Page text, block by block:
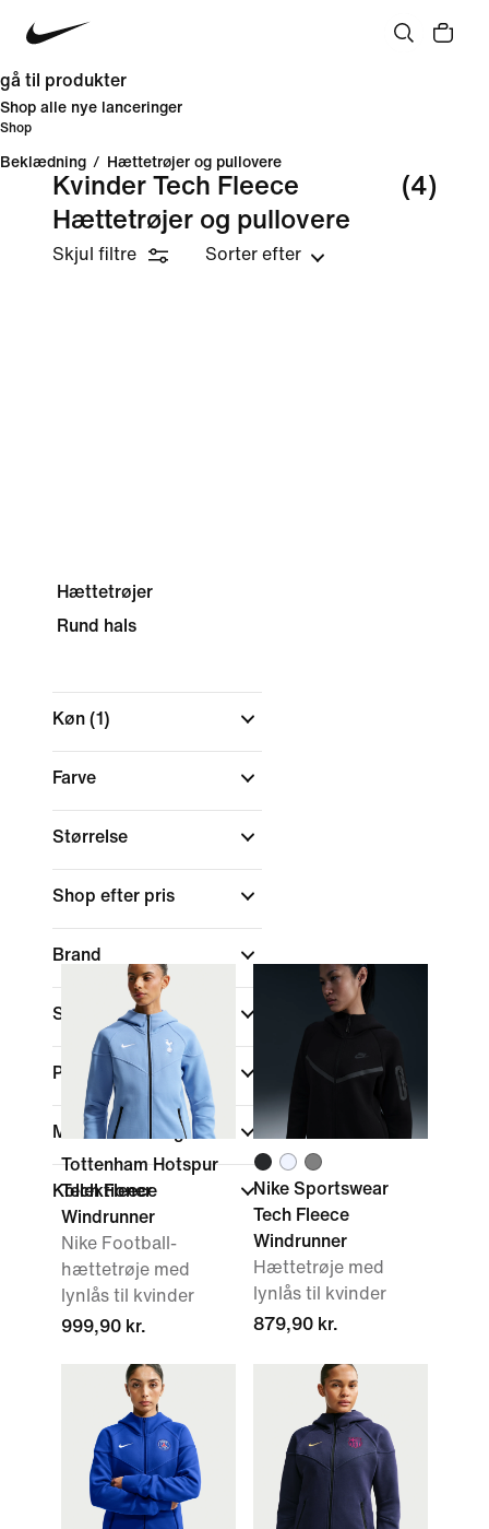
gå til produkter
Shop alle nye lanceringer
Shop
Beklædning / Hættetrøjer og pullovere
Kvinder Tech Fleece
Hættetrøjer og pullovere
(4)
Skjul filtre Sorter efter
Hættetrøjer
Rund hals
Køn (1)
Farve
Størrelse
Shop efter pris
Brand
Sports
Pasform
Materialets vægt
Kollektioner
Tottenham Hotspur
Tech Fleece
Windrunner
Nike Football-
hættetrøje med
lynlås til kvinder
999,90 kr.
Nike Sportswear
Tech Fleece
Windrunner
Hættetrøje med
lynlås til kvinder
879,90 kr.